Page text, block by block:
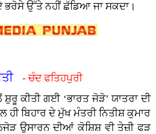
ਉੱਤੇ ਨਹੀਂ ਛੱਡਿਆ ਜਾ ਸਕਦਾ।
- ਚੰਦ ਫਤਿਹਪੁਰੀ
ਕੀਤੀ ਗਈ ‘ਭਾਰਤ ਜੋੜੋ’ ਯਾਤਰਾ ਦੀ
ਹੀ ਬਿਹਾਰ ਦੇ ਮੁੱਖ ਮੰਤਰੀ ਨਿਤੀਸ਼ ਕੁਮਾਰ
ਉਸਾਰਨ ਦੀਆਂ ਕੋਸ਼ਿਸ਼ ਵੀ ਤੇਜ਼ੀ ਫੜ